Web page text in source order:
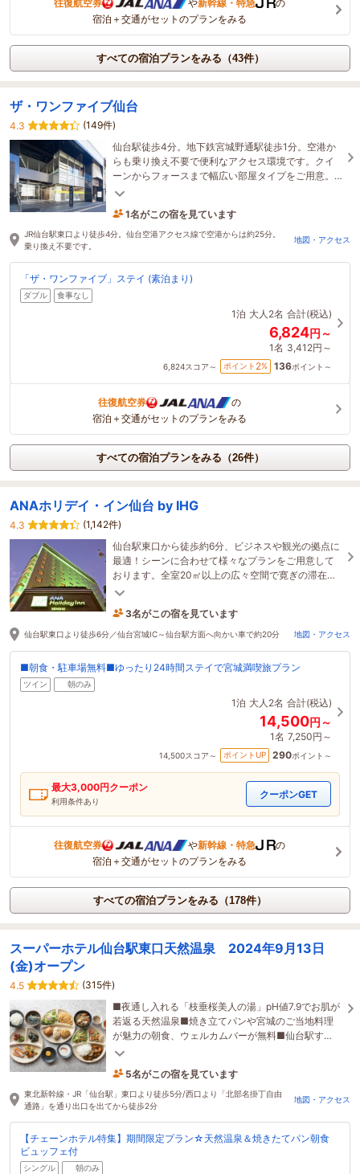
往復航空券 や新幹線・特急
の
宿泊＋交通がセットのプランをみる
すべての宿泊プランをみる（43件）
ザ・ワンファイブ仙台
4.3
(149件)
仙台駅徒歩4分。地下鉄宮城野通駅徒歩1分。空港か
らも乗り換え不要で便利なアクセス環境です。クイ
ーンからフォースまで幅広い部屋タイプをご用意。
木のぬくもり溢れるロビーで皆さまをお迎えしま
1名がこの宿を見ています
1時間前に予約されました
JR仙台駅東口より徒歩4分。仙台空港アクセス線で空港からは約25分。
乗り換え不要です。
地図・アクセス
「ザ・ワンファイブ」ステイ (素泊まり)
ダブル 食事なし
1泊 大人2名 合計(税込)
6,824円～
1名 3,412円～
6,824スコア～ ポイント 2% 136ポイント～
往復航空券
の
宿泊＋交通がセットのプランをみる
すべての宿泊プランをみる（26件）
ANAホリデイ・イン仙台 by IHG
4.3
(1,142件)
仙台駅東口から徒歩約6分、ビジネスや観光の拠点に
最適！シーンに合わせて様々なプランをご用意して
おります。全室20㎡以上の広々空間で寛ぎの滞在を
お過ごしください♪
3名がこの宿を見ています
50分前に予約されました
仙台駅東口より徒歩6分／仙台宮城IC～仙台駅方面へ向かい車で約20分 地図・アクセス
■朝食・駐車場無料■ゆったり24時間ステイで宮城満喫旅プラン
ツイン 朝のみ
1泊 大人2名 合計(税込)
14,500円～
1名 7,250円～
14,500スコア～ ポイントUP 290ポイント～
最大3,000円クーポン
利用条件あり
クーポンGET
往復航空券 や新幹線・特急
の
宿泊＋交通がセットのプランをみる
すべての宿泊プランをみる（178件）
スーパーホテル仙台駅東口天然温泉 2024年9月13日
(金)オープン
4.5
(315件)
■夜通し入れる「枝垂桜美人の湯」pH値7.9でお肌が
若返る天然温泉■焼き立てパンや宮城のご当地料理
が魅力の朝食、ウェルカムバーが無料■仙台駅す
ぐ、ぐっすり快眠、全館禁煙にこだわったホテル♪
5名がこの宿を見ています
38分前に予約されました
東北新幹線・JR「仙台駅」東口より徒歩5分/西口より「北部名掛丁自由
通路」を通り出口を出てから徒歩2分
地図・アクセス
【チェーンホテル特集】期間限定プラン☆天然温泉＆焼きたてパン朝食
ビュッフェ付
シングル 朝のみ